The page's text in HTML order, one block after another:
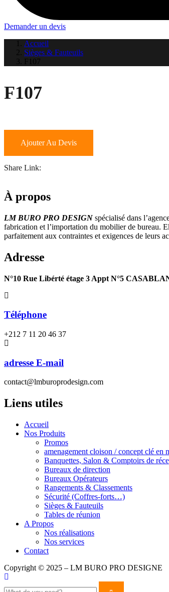
Demander un devis
Accueil
Sièges & Fauteuils
F107
F107
Ajouter Au Devis
Share Link:
À propos
LM BURO PRO DESIGN spécialisé dans
fabrication et l’importation du mobilier de bureau.
parfaitement aux contraintes et exigences de leurs
Adresse
N°10 Rue Libérté étage 3 Appt N°5
Téléphone
+212 7 11 20 46 37
adresse E-mail
contact@lmburoprodesign.com
Liens utiles
Accueil
Nos Produits
Promos
amenagement cloison / concept clé en
Banquettes, Salon & Comptoirs de
Bureaux de direction
Bureaux Opérateurs
Rangements & Classements
Sécurité (Coffres-forts…)
Sièges & Fauteuils
Tables de réunion
A Propos
Nos réalisations
Nos services
Contact
Copyright © 2025 – LM BURO PRO DESIGNE